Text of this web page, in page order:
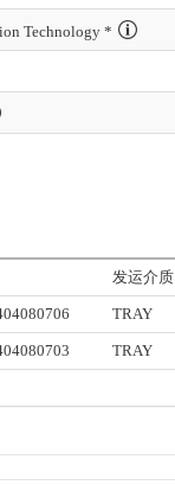
Technology *
发运介质
TRAY
TRAY